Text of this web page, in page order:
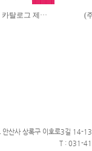
안산사 상록구 이호로3길 14-
T : 031-